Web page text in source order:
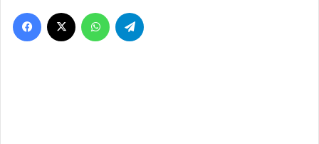
Facebook WhatsApp